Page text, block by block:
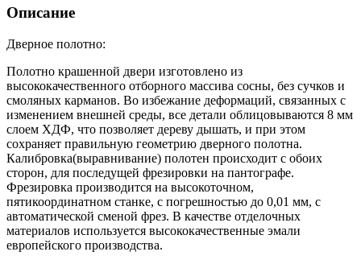
Описание
Дверное полотно:
Полотно крашенной двери изготовлено из
высококачественного отборного массива сосны, без сучков и
смоляных карманов. Во избежание деформаций, связанных с
изменением внешней среды, все детали облицовываются 8 мм
слоем ХДФ, что позволяет дереву дышать, и при этом
сохраняет правильную геометрию дверного полотна.
Калибровка(выравнивание) полотен происходит с обоих
сторон, для последущей фрезировки на пантографе.
Фрезировка производится на высокоточном,
пятикоординатном станке, с погрешностью до 0,01 мм, с
автоматической сменой фрез. В качестве отделочных
материалов используется высококачественные эмали
европейского производства.